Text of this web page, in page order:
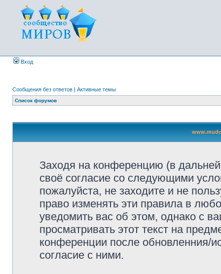
Вход
Сообщения без ответов | Активные темы
Список форумов
Заходя на конференцию (в
своё согласие со следующими
пожалуйста, не заходите и не
право изменять эти правила в
уведомить вас об этом, однако с
просматривать этот текст на
конференции после обновленния/
согласие с ними.